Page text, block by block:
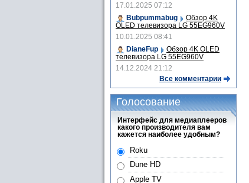
17.01.2025 07:12
Bubpummabug
Обзор 4K
OLED телевизора LG 55EG960V
10.01.2025 08:41
DianeFup
Обзор 4K OLED
телевизора LG 55EG960V
14.12.2024 21:12
Все комментарии
Голосование
Интерфейс для медиаплееров
какого производителя вам
кажется наиболее удобным?
Roku
Dune HD
Apple TV